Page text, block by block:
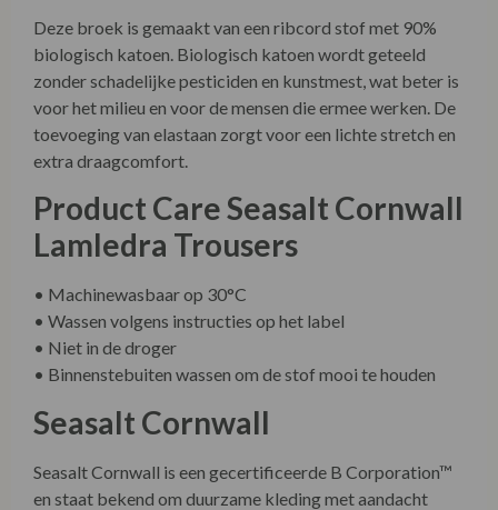
Deze broek is gemaakt van een ribcord stof met 90%
biologisch katoen. Biologisch katoen wordt geteeld
zonder schadelijke pesticiden en kunstmest, wat beter is
voor het milieu en voor de mensen die ermee werken. De
toevoeging van elastaan zorgt voor een lichte stretch en
extra draagcomfort.
Product Care Seasalt Cornwall
Lamledra Trousers
• Machinewasbaar op 30°C
• Wassen volgens instructies op het label
• Niet in de droger
• Binnenstebuiten wassen om de stof mooi te houden
Seasalt Cornwall
Seasalt Cornwall is een gecertificeerde B Corporation™
en staat bekend om duurzame kleding met aandacht